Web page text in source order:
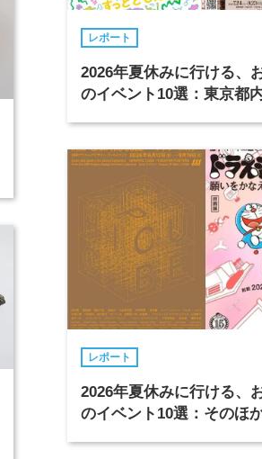
レポート
2026年夏休みに行ける、
のイベント10選：東京都
レポート
2026年夏休みに行ける、
のイベント10選：そのほ